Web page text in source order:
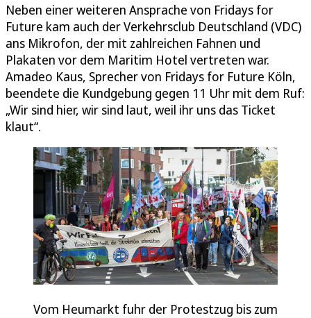
Neben einer weiteren Ansprache von Fridays for
Future kam auch der Verkehrsclub Deutschland (VDC)
ans Mikrofon, der mit zahlreichen Fahnen und
Plakaten vor dem Maritim Hotel vertreten war.
Amadeo Kaus, Sprecher von Fridays for Future Köln,
beendete die Kundgebung gegen 11 Uhr mit dem Ruf:
„Wir sind hier, wir sind laut, weil ihr uns das Ticket
klaut“.
Vom Heumarkt fuhr der Protestzug bis zum